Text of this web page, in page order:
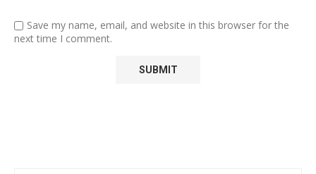
Save my name, email, and website in this browser for the
next time I comment.